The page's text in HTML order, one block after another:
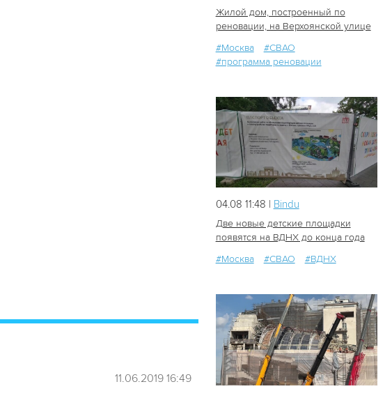
11.06.2019 16:49
Жилой дом, построенный по
реновации, на Верхоянской улице
#Москва
#СВАО
#программа реновации
37
04.08 11:48 | Bindu
Две новые детские площадки
появятся на ВДНХ до конца года
#Москва
#СВАО #ВДНХ